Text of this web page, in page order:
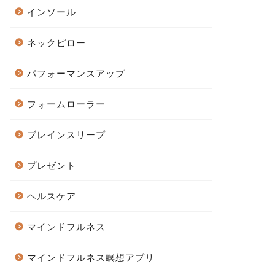
インソール
ネックピロー
パフォーマンスアップ
フォームローラー
ブレインスリープ
プレゼント
ヘルスケア
マインドフルネス
マインドフルネス瞑想アプリ